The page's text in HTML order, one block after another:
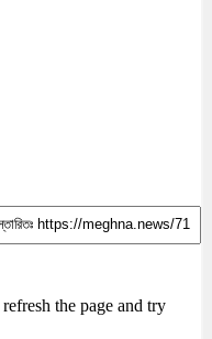
the page and try